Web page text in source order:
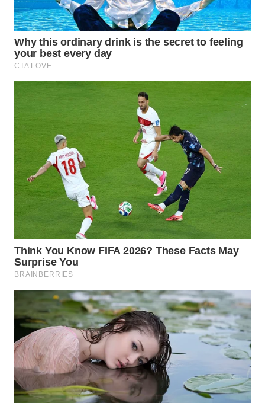
WN
PRIANGAN
TIMUR
SOLO
WN
BOROBUDUR
WN
MADURA
WN
SURABAYA
WN
NATUNA
WN
BINTAN
WN
MANDALIKA